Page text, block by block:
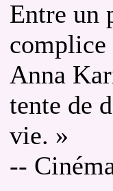
Entre un
complice
Anna
tente de
vie. »
--